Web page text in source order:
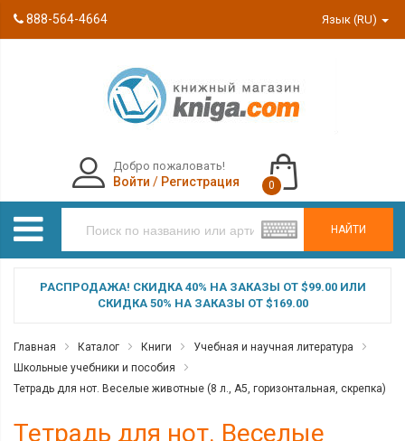
888-564-4664 Язык (RU)
НАЙТИ
Добро пожаловать!
Войти / Регистрация 0
РАСПРОДАЖА! СКИДКА 40% НА ЗАКАЗЫ ОТ $99.00 ИЛИ
СКИДКА 50% НА ЗАКАЗЫ ОТ $169.00
Главная Каталог Книги
Учебная и научная литература
Школьные учебники и пособия
Тетрадь для нот. Веселые животные (8 л., А5, горизонтальная, скрепка)
Тетрадь для нот. Веселые